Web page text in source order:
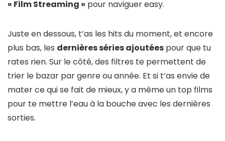
« Film Streaming » pour naviguer easy.
Juste en dessous, t’as les hits du moment, et encore
plus bas, les dernières séries ajoutées pour que tu
rates rien. Sur le côté, des filtres te permettent de
trier le bazar par genre ou année. Et si t’as envie de
mater ce qui se fait de mieux, y a même un top films
pour te mettre l’eau à la bouche avec les dernières
sorties.